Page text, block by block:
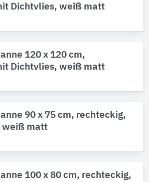
Dichtvlies, weiß matt
120 x 120 cm,
Dichtvlies, weiß matt
90 x 75 cm, rechteckig,
weiß matt
100 x 80 cm, rechteckig,